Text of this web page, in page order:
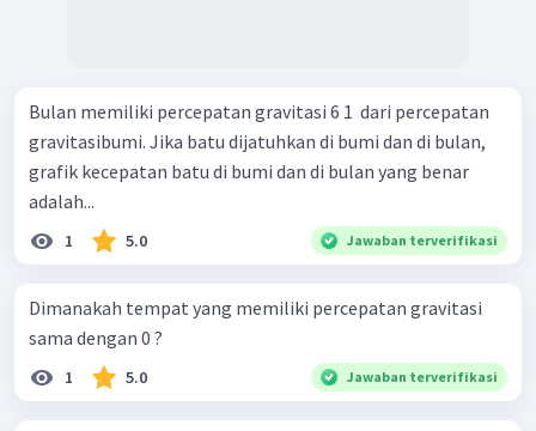
Bulan memiliki percepatan gravitasi 6 1 ​ dari percepatan
gravitasibumi. Jika batu dijatuhkan di bumi dan di bulan,
grafik kecepatan batu di bumi dan di bulan yang benar
adalah...
1 5.0 Jawaban terverifikasi
Dimanakah tempat yang memiliki percepatan gravitasi
sama dengan 0 ?
1 5.0 Jawaban terverifikasi